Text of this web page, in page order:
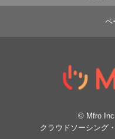
ペ
© Mfro
クラウドソーシング